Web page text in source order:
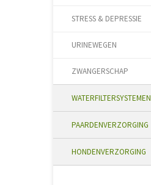
STRESS & DEPRESSIE
URINEWEGEN
ZWANGERSCHAP
WATERFILTERSYSTEMEN
PAARDENVERZORGING
HONDENVERZORGING